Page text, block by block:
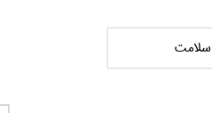
سلامت